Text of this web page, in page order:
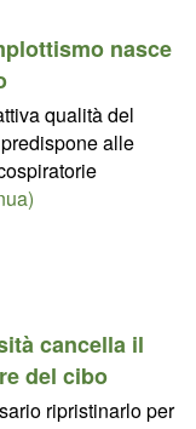
nasce
qualità del
alle
cancella il
del cibo
ripristinarlo per